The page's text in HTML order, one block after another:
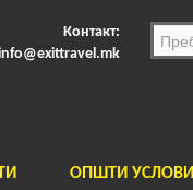
Контакт:
ОПШТИ УСЛОВИ